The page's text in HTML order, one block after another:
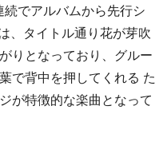
続でアルバムから先行シ
、タイトル通り花が芽吹
りとなっており、グルー
で背中を押してくれる た
が特徴的な楽曲となって